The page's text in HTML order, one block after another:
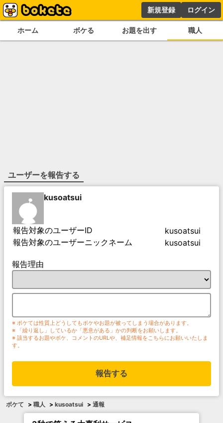
新規登録 ログイン
ホーム ボケる お題を出す 職人
ユーザーを報告する
kusoatsui
報告対象のユーザーID
kusoatsui
報告対象のユーザーニックネーム
kusoatsui
報告理由
※ ボケては性質上どうしてもボケやお題が被ってしまう場合があります。
※ 「繰り返し」しているか「悪意がある」かの判断をお願いします。
※ 該当するお題やボケ、コメントのURLや、補足情報をこちらにお願いいたしま
す。
報告する
ボケて > 職人 > kusoatsui > 通報